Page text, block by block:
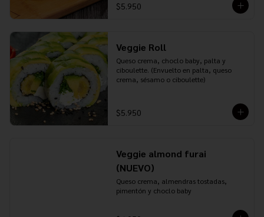
$5.950
Veggie Roll
Queso crema, choclo baby, palta y
ciboulette. (Envuelto en palta, queso
crema, sésamo o ciboulette)
$5.950
Veggie almond furai
(NUEVO)
Queso crema, almendras tostadas,
pimentón y choclo baby